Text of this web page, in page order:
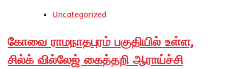
Uncategorized
கோவை ராமநாதபுரம் பகுதியில் உள்ள,
சில்க் வில்லேஜ் கைத்தறி ஆராய்ச்சி